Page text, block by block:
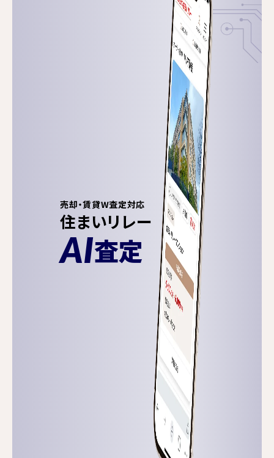
売却・賃貸W査定対応
住まいリレー
AI査定